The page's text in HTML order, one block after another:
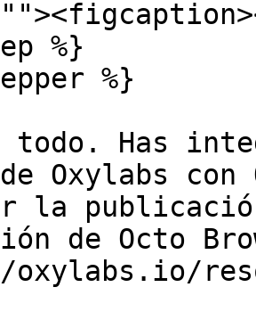
%}
%}
todo. Has
Oxylabs con
la
de Octo